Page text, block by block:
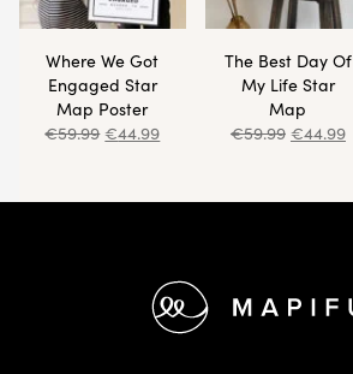
Where We Got
Engaged Star
Map Poster
€59.99 €44.99
The Best Day Of
My Life Star
Map
€59.99 €44.99